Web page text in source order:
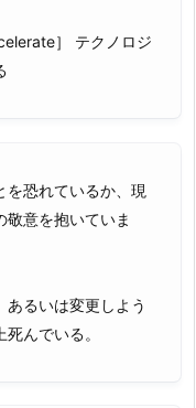
］ テクノロジ
を恐れているか、現
意を抱いていま
あるいは変更しよう
んでいる。